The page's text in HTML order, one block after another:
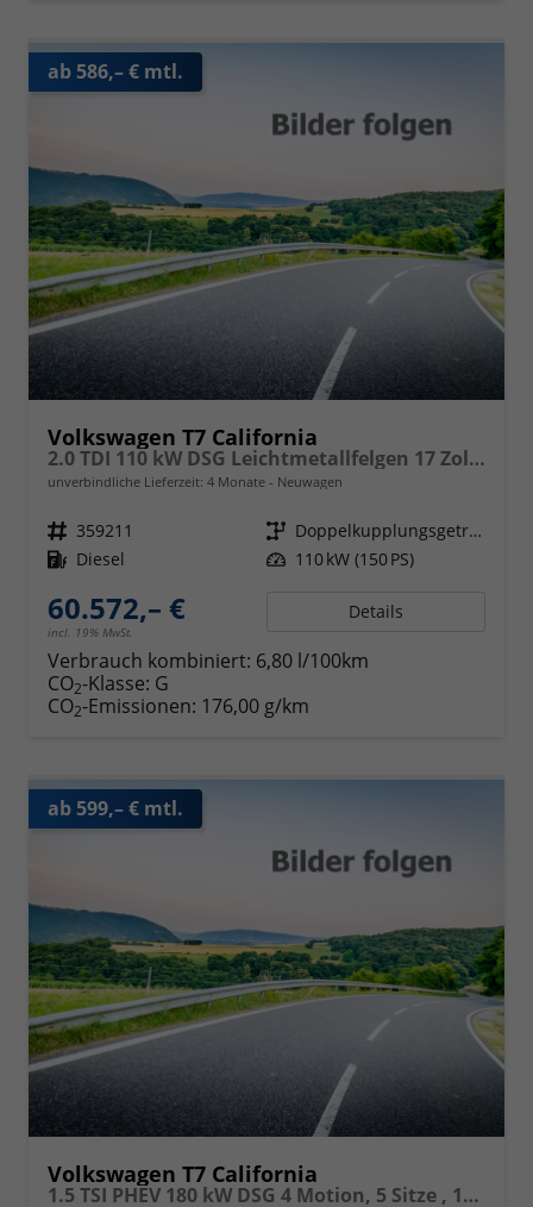
ab 586,– € mtl.
Volkswagen T7 California
2.0 TDI 110 kW DSG Leichtmetallfelgen 17 Zoll, Markise mit Schiene und Gehäuse links, 5 Sitze, Klima, Jahre Werksgarantie,
unverbindliche Lieferzeit: 4 Monate Neuwagen
Fahrzeugnr. 359211 Getriebe
Doppelkupplungsgetriebe (DSG)
Kraftstoff Diesel Leistung 110 kW (150 PS)
60.572,– €
incl. 19% MwSt.
Details
Verbrauch kombiniert: 6,80 l/100km
CO2-Klasse: G
CO2-Emissionen: 176,00 g/km
ab 599,– € mtl.
Volkswagen T7 California
1.5 TSI PHEV 180 kW DSG 4 Motion, 5 Sitze , 17 Zoll Leichtmetallfelgen. fünf Jahre Garantie, Markise, Schiene u. Gehäuse links, 6 Sitze, Klima,